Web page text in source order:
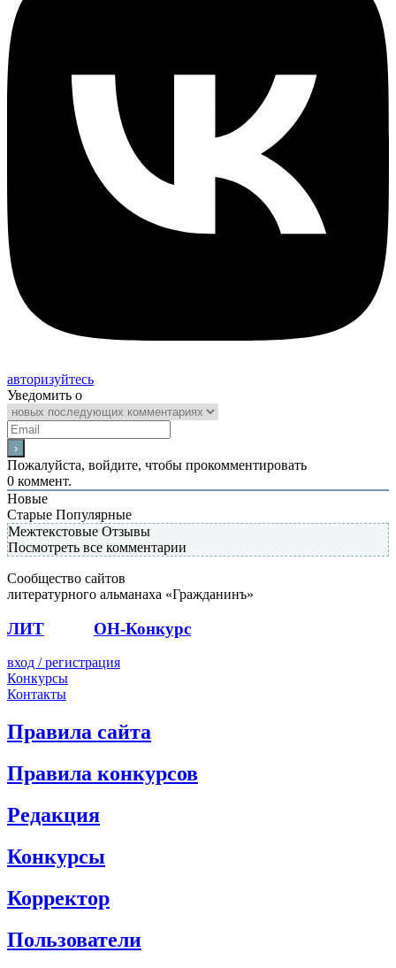
авторизуйтесь
Уведомить о
Пожалуйста, войдите, чтобы прокомментировать
0 коммент.
Новые
Старые Популярные
Межтекстовые Отзывы
Посмотреть все комментарии
Сообщество сайтов
литературного альманаха «Гражданинъ»
ЛИТ ОН-Конкурс
вход / регистрация
Конкурсы
Контакты
Правила сайта
Правила конкурсов
Редакция
Конкурсы
Корректор
Пользователи